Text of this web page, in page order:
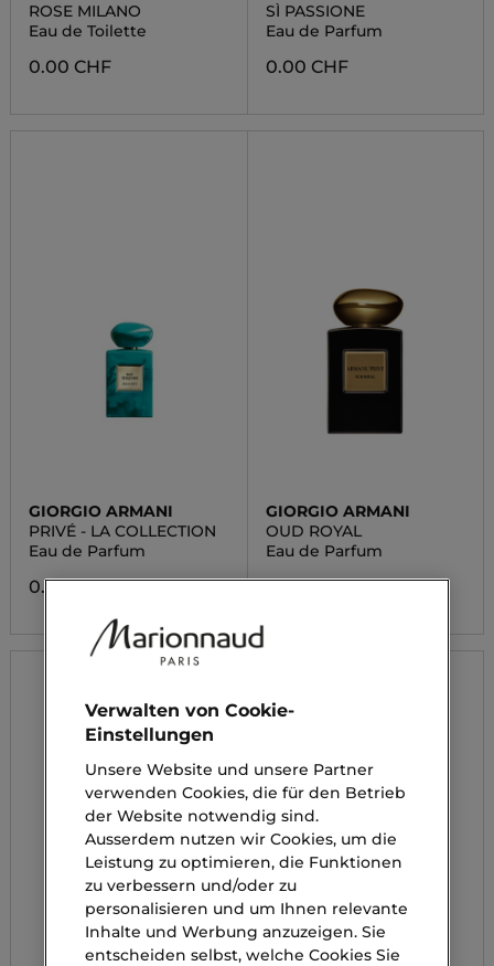
ROSE MILANO
Eau de Toilette
0.00 CHF
SÌ PASSIONE
Eau de Parfum
0.00 CHF
GIORGIO ARMANI
PRIVÉ - LA COLLECTION
Eau de Parfum
0.00 CHF
GIORGIO ARMANI
OUD ROYAL
Eau de Parfum
0.00 CHF
Verwalten von Cookie-
Einstellungen
Unsere Website und unsere Partner
verwenden Cookies, die für den Betrieb
der Website notwendig sind.
Ausserdem nutzen wir Cookies, um die
Leistung zu optimieren, die Funktionen
zu verbessern und/oder zu
personalisieren und um Ihnen relevante
Inhalte und Werbung anzuzeigen. Sie
entscheiden selbst, welche Cookies Sie